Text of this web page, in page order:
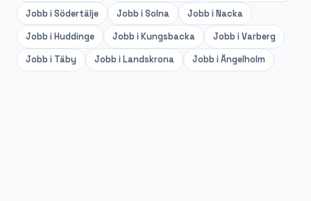
Jobb iSödertälje Jobb iSolna Jobb iNacka
Jobb iHuddinge Jobb iKungsbacka Jobb iVarberg
Jobb i Täby Jobb iLandskrona Jobb iÄngelholm